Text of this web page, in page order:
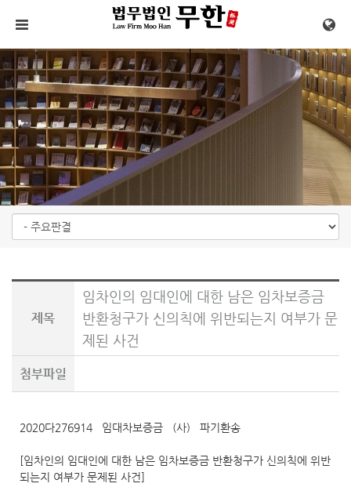
메뉴 건너뛰기
제목
임차인의 임대인에 대한 남은 임차보증금
반환청구가 신의칙에 위반되는지 여부가 문
제된 사건
첨부파일
2020다276914 임대차보증금 (사) 파기환송
[임차인의 임대인에 대한 남은 임차보증금 반환청구가 신의칙에 위반
되는지 여부가 문제된 사건]